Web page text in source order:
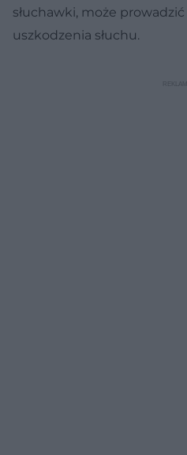
słuchawki, może
uszkodzenia słuchu.